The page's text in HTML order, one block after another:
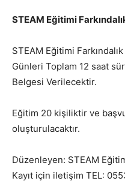
STEAM Eğitimi
STEAM Eğitimi
Günleri Toplam 12 saat
Belgesi Verilecektir.
Eğitim 20 kişiliktir ve
oluşturulacaktır.
Düzenleyen: STEAM
Kayıt için iletişim TEL: